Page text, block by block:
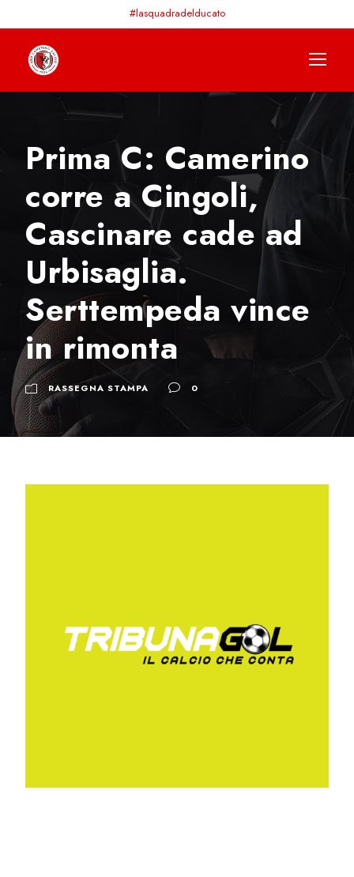
#lasquadradelducato
Prima C: Camerino
corre a Cingoli,
Cascinare cade ad
Urbisaglia.
Serttempeda vince
in rimonta
RASSEGNA STAMPA 0